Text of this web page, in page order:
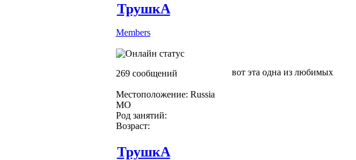
ТрушкА
Members
269 сообщений
Местоположение: Russia
МО
Род занятий:
Возраст:
вот эта одна из любимых
ТрушкА